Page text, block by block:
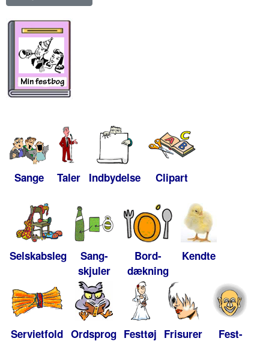
Sange Taler Indbydelse Clipart
Selskabsleg
Sang-
skjuler
Bord-
dækning
Kendte
Servietfold Ordsprog Festtøj Frisurer
Fest-